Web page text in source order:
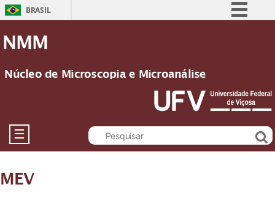
BRASIL
Participe
Acesso à informação
Legislação
Canais
NMM
Núcleo de Microscopia e Microanálise
☰
MEV